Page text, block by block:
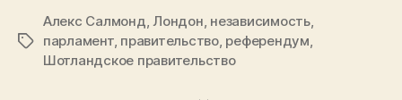
18
сентября
Tags
Алекс Салмонд Лондон независимость,
парламент, правительство, референдум
Шотландское правительство